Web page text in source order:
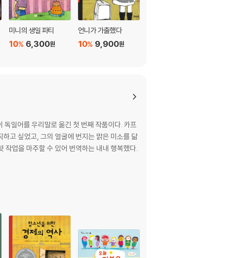
미니의 생일 파티
6,300원
10%
언니가 가출했다
9,900원
10%
독일어를 우리말로 옮긴 첫 번째 작품이다. 카프
업을 마주할 수 있어 번역하는 내내 행복했다.